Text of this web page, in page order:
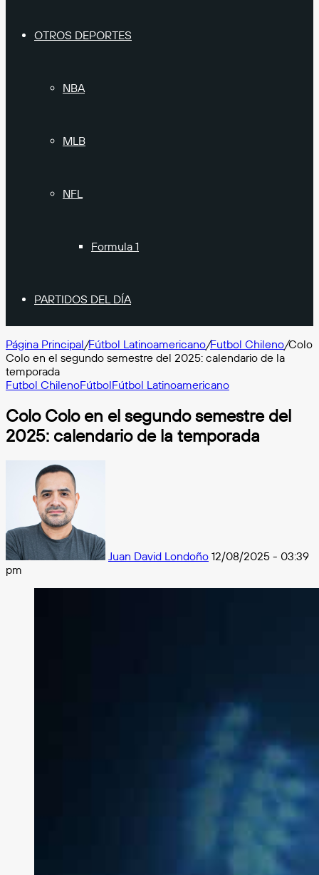
OTROS DEPORTES
NBA
MLB
NFL
Formula 1
PARTIDOS DEL DÍA
Página Principal/Fútbol Latinoamericano/Futbol Chileno/Colo
Colo en el segundo semestre del 2025: calendario de la
temporada
Futbol ChilenoFútbolFútbol Latinoamericano
Colo Colo en el segundo semestre del
2025: calendario de la temporada
Juan David Londoño 12/08/2025 - 03:39
pm